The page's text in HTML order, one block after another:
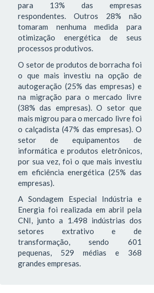
para 13% das empresas
respondentes. Outros 28% não
tomaram nenhuma medida para
otimização energética de seus
processos produtivos.
O setor de produtos de borracha foi
o que mais investiu na opção de
autogeração (25% das empresas) e
na migração para o mercado livre
(38% das empresas). O setor que
mais migrou para o mercado livre foi
o calçadista (47% das empresas). O
setor de equipamentos de
informática e produtos eletrônicos,
por sua vez, foi o que mais investiu
em eficiência energética (25% das
empresas).
A Sondagem Especial Indústria e
Energia foi realizada em abril pela
CNI, junto a 1.498 indústrias dos
setores extrativo e de
transformação, sendo 601
pequenas, 529 médias e 368
grandes empresas.